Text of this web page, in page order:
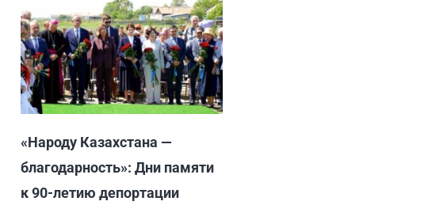
«Народу Казахстана —
благодарность»: Дни памяти
к 90-летию депортации